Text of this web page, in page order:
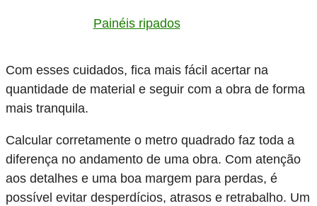
Painéis ripados
Com esses cuidados, fica mais fácil acertar na
quantidade de material e seguir com a obra de forma
mais tranquila.
Calcular corretamente o metro quadrado faz toda a
diferença no andamento de uma obra. Com atenção
aos detalhes e uma boa margem para perdas, é
possível evitar desperdícios, atrasos e retrabalho. Um